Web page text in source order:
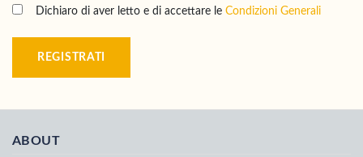
Dichiaro di aver letto e di accettare le Condizioni Generali
REGISTRATI
ABOUT